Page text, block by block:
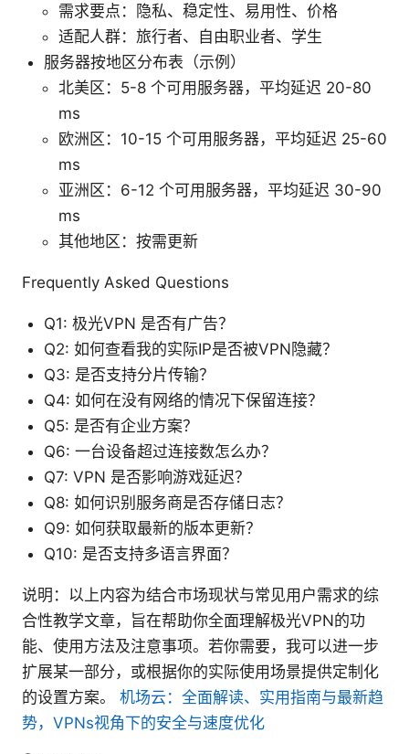
需求要点：隐私、稳定性、易用性、价格
适配人群：旅行者、自由职业者、学生
服务器按地区分布表（示例）
北美区：5-8 个可用服务器，平均延迟 20-80
ms
欧洲区：10-15 个可用服务器，平均延迟 25-60
ms
亚洲区：6-12 个可用服务器，平均延迟 30-90
ms
其他地区：按需更新
Frequently Asked Questions
Q1: 极光VPN 是否有广告？
Q2: 如何查看我的实际IP是否被VPN隐藏？
Q3: 是否支持分片传输？
Q4: 如何在没有网络的情况下保留连接？
Q5: 是否有企业方案？
Q6: 一台设备超过连接数怎么办？
Q7: VPN 是否影响游戏延迟？
Q8: 如何识别服务商是否存储日志？
Q9: 如何获取最新的版本更新？
Q10: 是否支持多语言界面？
说明：以上内容为结合市场现状与常见用户需求的综
合性教学文章，旨在帮助你全面理解极光VPN的功
能、使用方法及注意事项。若你需要，我可以进一步
扩展某一部分，或根据你的实际使用场景提供定制化
的设置方案。 机场云：全面解读、实用指南与最新趋
势，VPNs视角下的安全与速度优化